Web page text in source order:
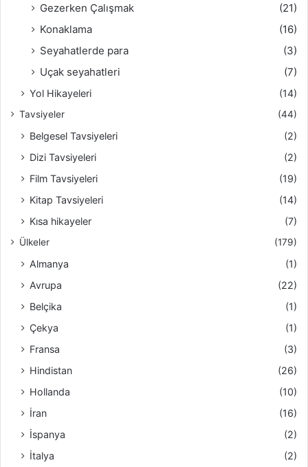
Gezerken Çalışmak
(21)
Konaklama
(16)
Seyahatlerde para
(3)
Uçak seyahatleri
(7)
Yol Hikayeleri (14)
Tavsiyeler (44)
Belgesel Tavsiyeleri
(2)
Dizi Tavsiyeleri
(2)
Film Tavsiyeleri
(19)
Kitap Tavsiyeleri
(14)
Kısa hikayeler
(7)
Ülkeler (179)
Almanya
(1)
Avrupa
(22)
Belçika
(1)
Çekya
(1)
Fransa
(3)
Hindistan
(26)
Hollanda
(10)
İran
(16)
İspanya
(2)
İtalya
(2)